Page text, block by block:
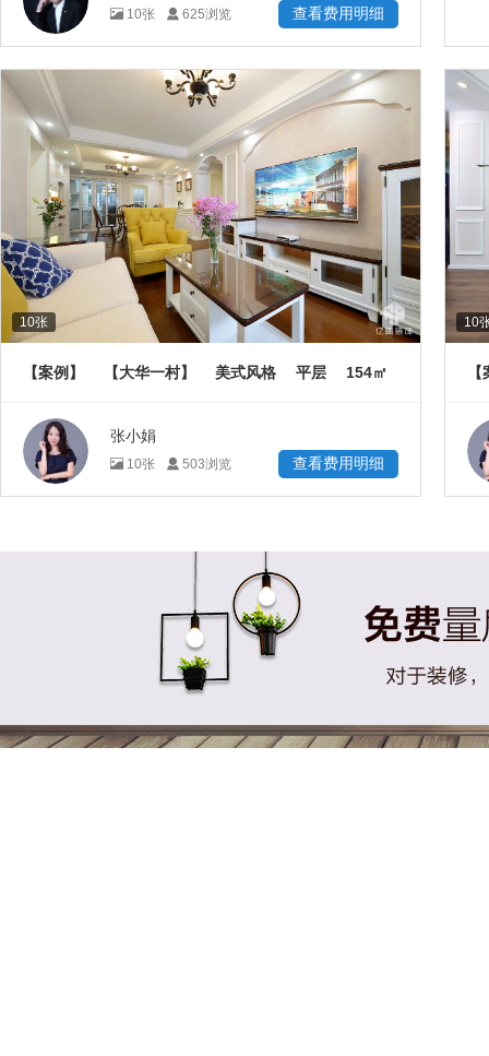
10张 625浏览 查看费用明细
10张
【案例】 【大华一村】 美式风格 平层 154㎡
张小娟
10张 503浏览 查看费用明细
10